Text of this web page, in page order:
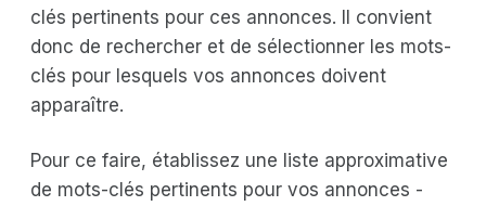
clés pertinents pour ces annonces. Il convient
donc de rechercher et de sélectionner les mots-
clés pour lesquels vos annonces doivent
apparaître.
Pour ce faire, établissez une liste approximative
de mots-clés pertinents pour vos annonces -